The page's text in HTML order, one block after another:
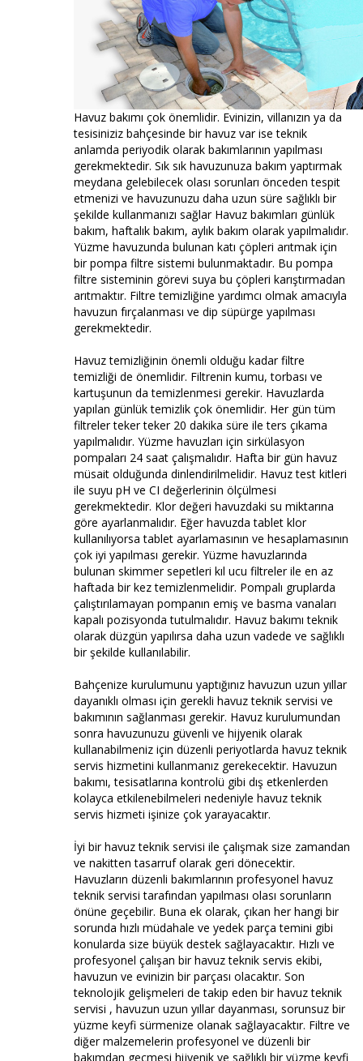
Havuz bakımı çok önemlidir. Evinizin, villanızın ya da
tesisiniziz bahçesinde bir havuz var ise teknik
anlamda periyodik olarak bakımlarının yapılması
gerekmektedir. Sık sık havuzunuza bakım yaptırmak
meydana gelebilecek olası sorunları önceden tespit
etmenizi ve havuzunuzu daha uzun süre sağlıklı bir
şekilde kullanmanızı sağlar Havuz bakımları günlük
bakım, haftalık bakım, aylık bakım olarak yapılmalıdır.
Yüzme havuzunda bulunan katı çöpleri arıtmak için
bir pompa filtre sistemi bulunmaktadır. Bu pompa
filtre sisteminin görevi suya bu çöpleri karıştırmadan
arıtmaktır. Filtre temizliğine yardımcı olmak amacıyla
havuzun fırçalanması ve dip süpürge yapılması
gerekmektedir.
Havuz temizliğinin önemli olduğu kadar filtre
temizliği de önemlidir. Filtrenin kumu, torbası ve
kartuşunun da temizlenmesi gerekir. Havuzlarda
yapılan günlük temizlik çok önemlidir. Her gün tüm
filtreler teker teker 20 dakika süre ile ters çıkama
yapılmalıdır. Yüzme havuzları için sirkülasyon
pompaları 24 saat çalışmalıdır. Hafta bir gün havuz
müsait olduğunda dinlendirilmelidir. Havuz test kitleri
ile suyu pH ve CI değerlerinin ölçülmesi
gerekmektedir. Klor değeri havuzdaki su miktarına
göre ayarlanmalıdır. Eğer havuzda tablet klor
kullanılıyorsa tablet ayarlamasının ve hesaplamasının
çok iyi yapılması gerekir. Yüzme havuzlarında
bulunan skimmer sepetleri kıl ucu filtreler ile en az
haftada bir kez temizlenmelidir. Pompalı gruplarda
çalıştırılamayan pompanın emiş ve basma vanaları
kapalı pozisyonda tutulmalıdır. Havuz bakımı teknik
olarak düzgün yapılırsa daha uzun vadede ve sağlıklı
bir şekilde kullanılabilir.
Bahçenize kurulumunu yaptığınız havuzun uzun yıllar
dayanıklı olması için gerekli havuz teknik servisi ve
bakımının sağlanması gerekir. Havuz kurulumundan
sonra havuzunuzu güvenli ve hijyenik olarak
kullanabilmeniz için düzenli periyotlarda havuz teknik
servis hizmetini kullanmanız gerekecektir. Havuzun
bakımı, tesisatlarına kontrolü gibi dış etkenlerden
kolayca etkilenebilmeleri nedeniyle havuz teknik
servis hizmeti işinize çok yarayacaktır.
İyi bir havuz teknik servisi ile çalışmak size zamandan
ve nakitten tasarruf olarak geri dönecektir.
Havuzların düzenli bakımlarının profesyonel havuz
teknik servisi tarafından yapılması olası sorunların
önüne geçebilir. Buna ek olarak, çıkan her hangi bir
sorunda hızlı müdahale ve yedek parça temini gibi
konularda size büyük destek sağlayacaktır. Hızlı ve
profesyonel çalışan bir havuz teknik servis ekibi,
havuzun ve evinizin bir parçası olacaktır. Son
teknolojik gelişmeleri de takip eden bir havuz teknik
servisi , havuzun uzun yıllar dayanması, sorunsuz bir
yüzme keyfi sürmenize olanak sağlayacaktır. Filtre ve
diğer malzemelerin profesyonel ve düzenli bir
bakımdan geçmesi hijyenik ve sağlıklı bir yüzme keyfi